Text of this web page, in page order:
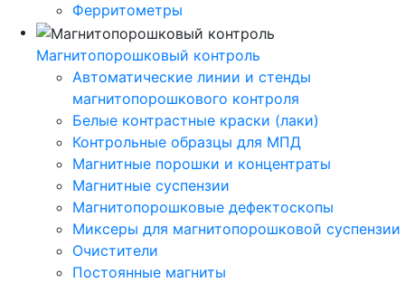
Ферритометры
Магнитопорошковый контроль
Автоматические линии и стенды
магнитопорошкового контроля
Белые контрастные краски (лаки)
Контрольные образцы для МПД
Магнитные порошки и концентраты
Магнитные суспензии
Магнитопорошковые дефектоскопы
Миксеры для магнитопорошковой суспензии
Очистители
Постоянные магниты